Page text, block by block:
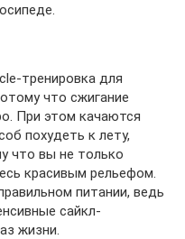
тренировка для
что сжигание
При этом качаются
похудеть к лету,
что вы не только
красивым рельефом.
питании, ведь
сайкл-
жизни.